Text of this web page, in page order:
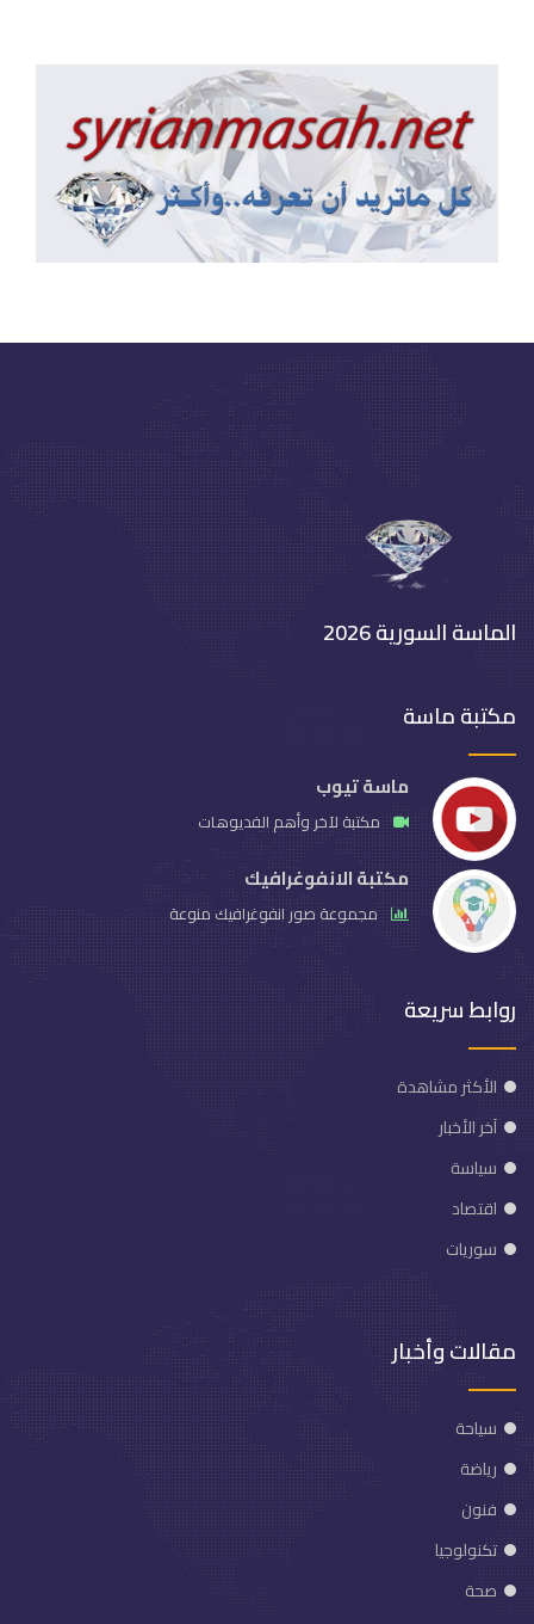
الماسة السورية 2026
مكتبة ماسة
ماسة تيوب
مكتبة لآخر وأهم الفديوهات
مكتبة الانفوغرافيك
مجموعة صور انفوغرافيك منوعة
روابط سريعة
الأكثر مشاهدة
آخر الأخبار
سياسة
اقتصاد
سوريات
مقالات وأخبار
سياحة
رياضة
فنون
تكنولوجيا
صحة